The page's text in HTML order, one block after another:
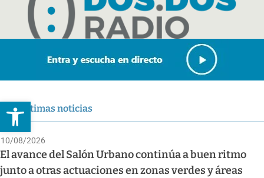
Abrir barra de herramientas
Últimas noticias
10/08/2026
El avance del Salón Urbano continúa a buen ritmo
junto a otras actuaciones en zonas verdes y áreas